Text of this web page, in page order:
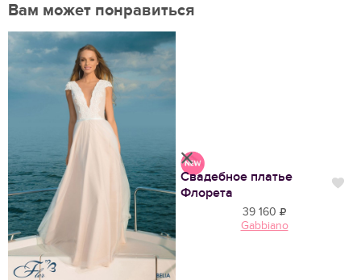
Вам может понравиться
Нравится
Свадебное платье
Флорета
39 160
Gabbiano